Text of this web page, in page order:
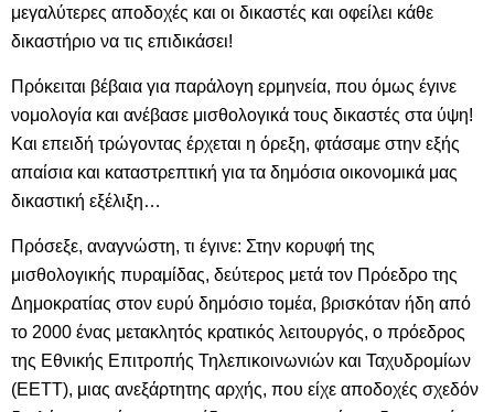
μεγαλύτερες αποδοχές και οι δικαστές και οφείλει κάθε
δικαστήριο να τις επιδικάσει!
Πρόκειται βέβαια για παράλογη ερμηνεία, που όμως έγινε
νομολογία και ανέβασε μισθολογικά τους δικαστές στα ύψη!
Και επειδή τρώγοντας έρχεται η όρεξη, φτάσαμε στην εξής
απαίσια και καταστρεπτική για τα δημόσια οικονομικά μας
δικαστική εξέλιξη…
Πρόσεξε, αναγνώστη, τι έγινε: Στην κορυφή της
μισθολογικής πυραμίδας, δεύτερος μετά τον Πρόεδρο της
Δημοκρατίας στον ευρύ δημόσιο τομέα, βρισκόταν ήδη από
το 2000 ένας μετακλητός κρατικός λειτουργός, ο πρόεδρος
της Εθνικής Επιτροπής Τηλεπικοινωνιών και Ταχυδρομίων
(ΕΕΤΤ), μιας ανεξάρτητης αρχής, που είχε αποδοχές σχεδόν